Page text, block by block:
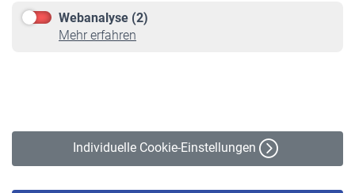
Webanalyse (2)
Mehr erfahren
Individuelle Cookie-Einstellungen
Online-Rechner
VBLnewsletter
Erklärung zur Barrierefreiheit